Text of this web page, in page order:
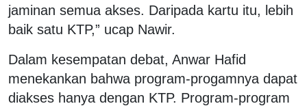
jaminan semua akses. Daripada kartu itu, lebih
baik satu KTP,” ucap Nawir.
Dalam kesempatan debat, Anwar Hafid
menekankan bahwa program-progamnya dapat
diakses hanya dengan KTP. Program-program